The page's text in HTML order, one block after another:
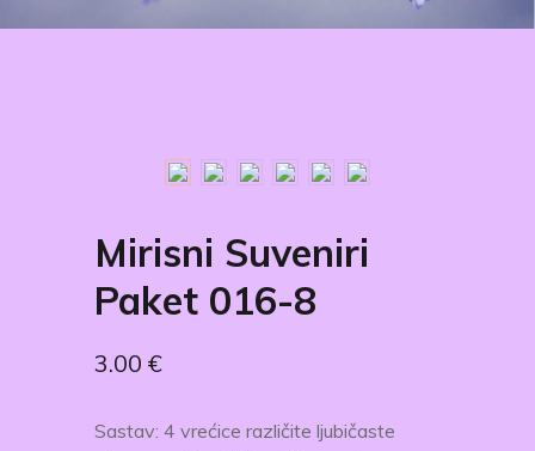
Mirisni Suveniri
Paket 016-8
3.00 €
Sastav: 4 vrećice različite ljubičaste